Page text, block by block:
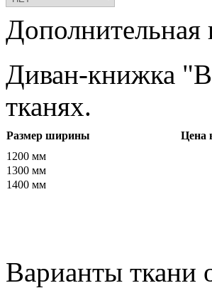
Дополнительная
Диван-книжка
тканях.
Размер ширины
Цена
1200 мм
1300 мм
1400 мм
Варианты ткани